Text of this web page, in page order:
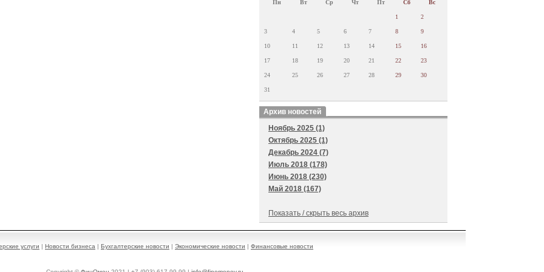
Пн Вт Ср Чт Пт Сб Вс
1 2
3 4 5 6 7 8 9
10 11 12 13 14 15 16
17 18 19 20 21 22 23
24 25 26 27 28 29 30
31
Архив новостей
Ноябрь 2025 (1)
Октябрь 2025 (1)
Декабрь 2024 (7)
Июль 2018 (178)
Июнь 2018 (230)
Май 2018 (167)
Показать / скрыть весь архив
услуги | Новости бизнеса | Бухгалтерские новости | Экономические новости | Финансовые новости